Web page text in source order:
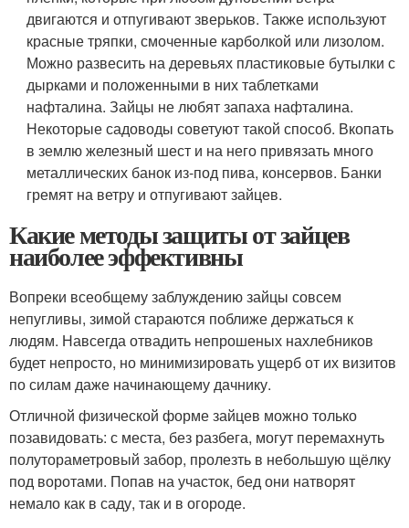
двигаются и отпугивают зверьков. Также используют
красные тряпки, смоченные карболкой или лизолом.
Можно развесить на деревьях пластиковые бутылки с
дырками и положенными в них таблетками
нафталина. Зайцы не любят запаха нафталина.
Некоторые садоводы советуют такой способ. Вкопать
в землю железный шест и на него привязать много
металлических банок из-под пива, консервов. Банки
гремят на ветру и отпугивают зайцев.
Какие методы защиты от зайцев
наиболее эффективны
Вопреки всеобщему заблуждению зайцы совсем
непугливы, зимой стараются поближе держаться к
людям. Навсегда отвадить непрошеных нахлебников
будет непросто, но минимизировать ущерб от их визитов
по силам даже начинающему дачнику.
Отличной физической форме зайцев можно только
позавидовать: с места, без разбега, могут перемахнуть
полутораметровый забор, пролезть в небольшую щёлку
под воротами. Попав на участок, бед они натворят
немало как в саду, так и в огороде.